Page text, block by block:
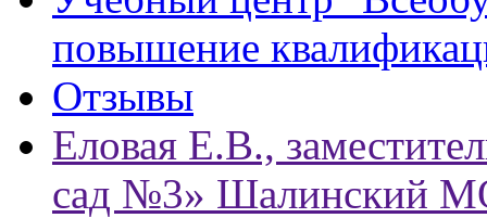
повышение
Отзывы
Еловая Е.В.,
сад №3» Шалинский